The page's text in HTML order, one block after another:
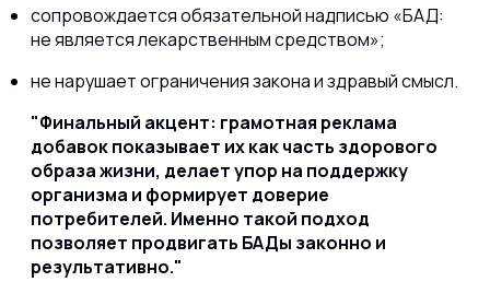
сопровождается обязательной надписью «БАД:
не является лекарственным средством»;
не нарушает ограничения закона и здравый смысл.
Финальный акцент: грамотная реклама
добавок показывает их как часть здорового
образа жизни, делает упор на поддержку
организма и формирует доверие
потребителей. Именно такой подход
позволяет продвигать БАДы законно и
результативно.